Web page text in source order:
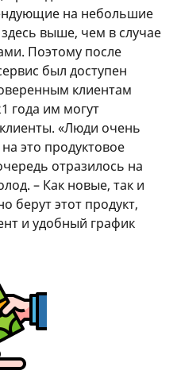
на небольшие
выше, чем в случае
Поэтому после
был доступен
клиентам
года им могут
«Люди очень
это продуктовое
отразилось на
– Как новые, так и
берут этот продукт,
и удобный график